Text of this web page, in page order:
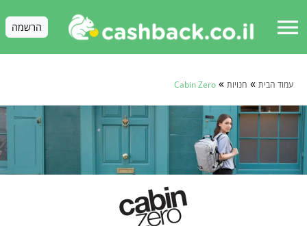
menu הרשמה
עמוד הבית » חנויות »
Cabin Zero